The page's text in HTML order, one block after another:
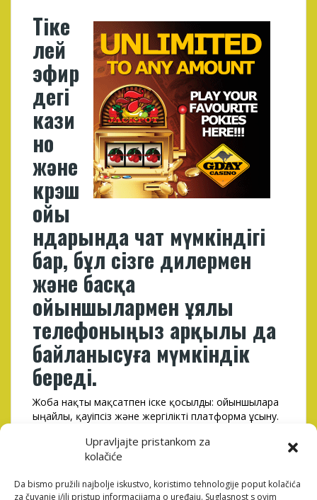
Upravljajte pristankom za
kolačiće
Da bismo pružili najbolje iskustvo, koristimo tehnologije poput kolačića
za čuvanje i/ili pristup informacijama o uređaju. Suglasnost s ovim
Тіке
лей
эфир
дегі
кази
но
және
крэш
ойы
ндарында чат мүмкіндігі
бар, бұл сізге дилермен
және басқа
ойыншылармен ұялы
телефоныңыз арқылы да
байланысуға мүмкіндік
береді.
Жоба нақты мақсатпен іске қосылды: ойыншыларға
ыңғайлы, қауіпсіз және жергілікті платформа ұсыну.
(https) бар және олар кіру формасын дұрыс ашады.
Егер сайт қолжетімді болмаса, қолдау қызметіне
тексерілген сілтеме береді.